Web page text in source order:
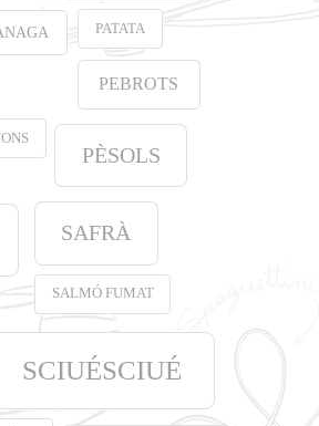
PATATA
PEBROTS
PÈSOLS
SAFRÀ
SALMÓ FUMAT
SCIUÉSCIUÉ